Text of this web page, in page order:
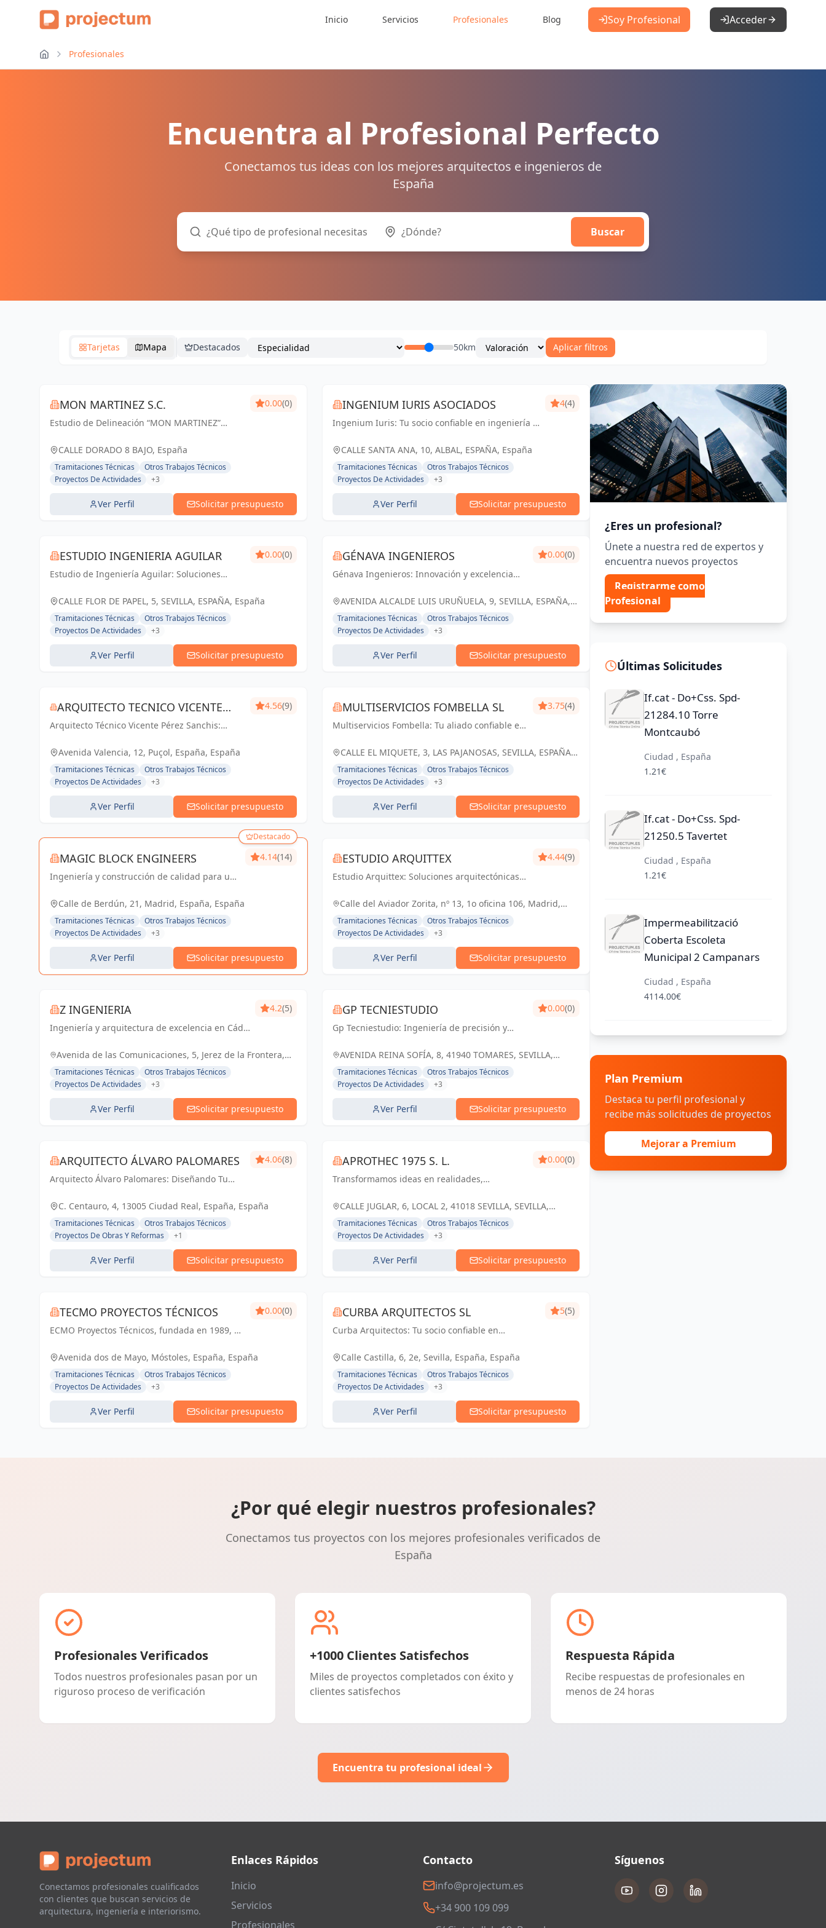
Inicio Servicios Profesionales Blog Soy Profesional Acceder
Profesionales
Encuentra al Profesional Perfecto
Conectamos tus ideas con los mejores arquitectos e ingenieros de
España
Buscar
Tarjetas Mapa Destacados 50km Aplicar filtros
MON MARTINEZ S.C.
Estudio de Delineación “MON MARTINEZ”
25 años de experiencia. Entendemos nuestro
trabajo, como parte importante de un trabajo...
0.00(0)
CALLE DORADO 8 BAJO, España
Tramitaciones Técnicas
Otros Trabajos Técnicos
Proyectos De Actividades
+3
Ver Perfil Solicitar presupuesto
INGENIUM IURIS ASOCIADOS
Ingenium Iuris: Tu socio confiable en ingeniería y
profesionales para proyectos exitosos.
4(4)
CALLE SANTA ANA, 10, ALBAL, ESPAÑA, España
Tramitaciones Técnicas
Otros Trabajos Técnicos
Proyectos De Actividades
+3
Ver Perfil Solicitar presupuesto
ESTUDIO INGENIERIA AGUILAR
Estudio de Ingeniería Aguilar: Soluciones
Sevilla. Tu proyecto, nuestra pasión.
0.00(0)
CALLE FLOR DE PAPEL, 5, SEVILLA, ESPAÑA, España
Tramitaciones Técnicas
Otros Trabajos Técnicos
Proyectos De Actividades
+3
Ver Perfil Solicitar presupuesto
GÉNAVA INGENIEROS
Génava Ingenieros: Innovación y excelencia
Andalucía
0.00(0)
AVENIDA ALCALDE LUIS URUÑUELA, 9, SEVILLA, ESPAÑA,
España
Tramitaciones Técnicas
Otros Trabajos Técnicos
Proyectos De Actividades
+3
Ver Perfil Solicitar presupuesto
ARQUITECTO TECNICO VICENTE
PÉREZ SANCHIS
Arquitecto Técnico Vicente Pérez Sanchis:
ideas en realidad.
4.56(9)
Avenida Valencia, 12, Puçol, España, España
Tramitaciones Técnicas
Otros Trabajos Técnicos
Proyectos De Actividades
+3
Ver Perfil Solicitar presupuesto
MULTISERVICIOS FOMBELLA SL
Multiservicios Fombella: Tu aliado confiable en
sólidas para un futuro construido con
3.75(4)
CALLE EL MIQUETE, 3, LAS PAJANOSAS, SEVILLA, ESPAÑA,
España
Tramitaciones Técnicas
Otros Trabajos Técnicos
Proyectos De Actividades
+3
Ver Perfil Solicitar presupuesto
Destacado
MAGIC BLOCK ENGINEERS
Ingeniería y construcción de calidad para un
Nueva.
4.14(14)
Calle de Berdún, 21, Madrid, España, España
Tramitaciones Técnicas
Otros Trabajos Técnicos
Proyectos De Actividades
+3
Ver Perfil Solicitar presupuesto
ESTUDIO ARQUITTEX
Estudio Arquittex: Soluciones arquitectónicas y
de la Mata y Cáceres. Materializamos tus
4.44(9)
Calle del Aviador Zorita, nº 13, 1o oficina 106, Madrid,
España, España
Tramitaciones Técnicas
Otros Trabajos Técnicos
Proyectos De Actividades
+3
Ver Perfil Solicitar presupuesto
Z INGENIERIA
Ingeniería y arquitectura de excelencia en Cádiz
proyectos técnicos y licencias de apertura.
4.2(5)
Avenida de las Comunicaciones, 5, Jerez de la Frontera,
España, España
Tramitaciones Técnicas
Otros Trabajos Técnicos
Proyectos De Actividades
+3
Ver Perfil Solicitar presupuesto
GP TECNIESTUDIO
Gp Tecniestudio: Ingeniería de precisión y
en Tomares y Sevilla.
0.00(0)
AVENIDA REINA SOFÍA, 8, 41940 TOMARES, SEVILLA,
ESPAÑA, España
Tramitaciones Técnicas
Otros Trabajos Técnicos
Proyectos De Actividades
+3
Ver Perfil Solicitar presupuesto
ARQUITECTO ÁLVARO PALOMARES
Arquitecto Álvaro Palomares: Diseñando Tu
4.06(8)
C. Centauro, 4, 13005 Ciudad Real, España, España
Tramitaciones Técnicas
Otros Trabajos Técnicos
Proyectos De Obras Y Reformas
+1
Ver Perfil Solicitar presupuesto
APROTHEC 1975 S. L.
Transformamos ideas en realidades,
por la arquitectura e ingeniería.
0.00(0)
CALLE JUGLAR, 6, LOCAL 2, 41018 SEVILLA, SEVILLA,
ESPAÑA, España
Tramitaciones Técnicas
Otros Trabajos Técnicos
Proyectos De Actividades
+3
Ver Perfil Solicitar presupuesto
TECMO PROYECTOS TÉCNICOS
ECMO Proyectos Técnicos, fundada en 1989, es
experiencia en la elaboración y tramitación de
proyectos de ingeniería, tanto industriales,...
0.00(0)
Avenida dos de Mayo, Móstoles, España, España
Tramitaciones Técnicas
Otros Trabajos Técnicos
Proyectos De Actividades
+3
Ver Perfil Solicitar presupuesto
CURBA ARQUITECTOS SL
Curba Arquitectos: Tu socio confiable en
experiencia, ofrecemos servicios integrales que
van desde proyectos residenciales...
5(5)
Calle Castilla, 6, 2e, Sevilla, España, España
Tramitaciones Técnicas
Otros Trabajos Técnicos
Proyectos De Actividades
+3
Ver Perfil Solicitar presupuesto
¿Eres un profesional?
Únete a nuestra red de expertos y
encuentra nuevos proyectos
Registrarme como
Profesional
Últimas Solicitudes
If.cat - Do+Css. Spd-
21284.10 Torre
Montcaubó
Ciudad , España
1.21€
If.cat - Do+Css. Spd-
21250.5 Tavertet
Ciudad , España
1.21€
Impermeabilització
Coberta Escoleta
Municipal 2 Campanars
Ciudad , España
4114.00€
Plan Premium
Destaca tu perfil profesional y
recibe más solicitudes de proyectos
Mejorar a Premium
¿Por qué elegir nuestros profesionales?
Conectamos tus proyectos con los mejores profesionales verificados de
España
Profesionales Verificados
Todos nuestros profesionales pasan por un
riguroso proceso de verificación
+1000 Clientes Satisfechos
Miles de proyectos completados con éxito y
clientes satisfechos
Respuesta Rápida
Recibe respuestas de profesionales en
menos de 24 horas
Encuentra tu profesional ideal
Conectamos profesionales cualificados
con clientes que buscan servicios de
arquitectura, ingeniería e interiorismo.
Enlaces Rápidos
Inicio
Servicios
Profesionales
Contacto
info@projectum.es
+34 900 109 099
Síguenos